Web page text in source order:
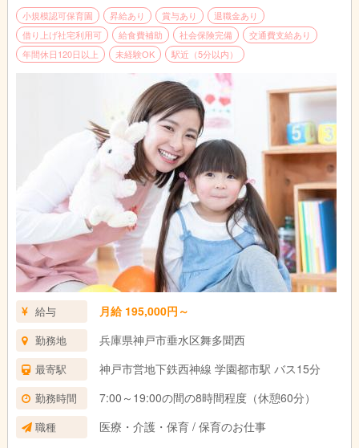
小規模認可保育園 昇給あり 賞与あり
退職金あり
借り上げ社宅利用可
給食費補助 社会保険完備
交通費支給あり
年間休日120日以上
未経験OK 駅近（5分以内）
給与 月給 195,000円～
勤務地 兵庫県神戸市垂水区舞多聞西
最寄駅 神戸市営地下鉄西神線 学園都市駅 バス15分
勤務時間 7:00～19:00の間の8時間程度（休憩60分）
職種
医療・介護・保育 / 保育のお仕事